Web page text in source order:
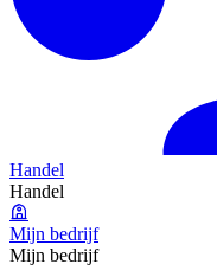
Handel
Handel
Mijn bedrijf
Mijn bedrijf